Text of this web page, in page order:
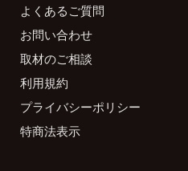
よくあるご質問
お問い合わせ
取材のご相談
利用規約
プライバシーポリシー
特商法表示